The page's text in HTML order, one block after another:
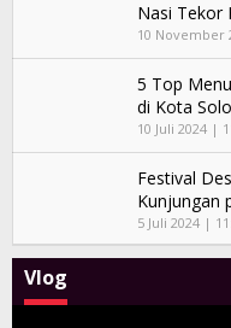
Nasi Tekor
10 November
5 Top
di Kota Solo
10 Juli 2024 |
Festival
Kunjungan
5 Juli 2024 |
Vlog